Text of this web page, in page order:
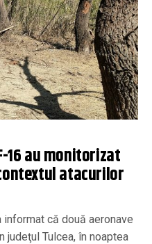
16 au monitorizat
atacurilor
că două aeronave
judeţul Tulcea, în noaptea